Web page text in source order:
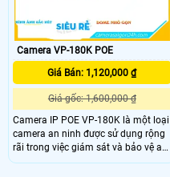
Camera VP-180K POE
Giá Bán: 1,120,000 ₫
Giá gốc: 1,600,000 ₫
Camera IP POE VP-180K là một loại
camera an ninh được sử dụng rộng
rãi trong việc giám sát và bảo vệ an
ninh tại các khu vực như văn phòng,